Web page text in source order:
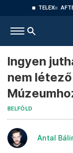
TELEX
Ingyen
nem
BELFÖLD
Antal